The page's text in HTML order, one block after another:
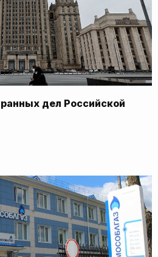
дел Российской